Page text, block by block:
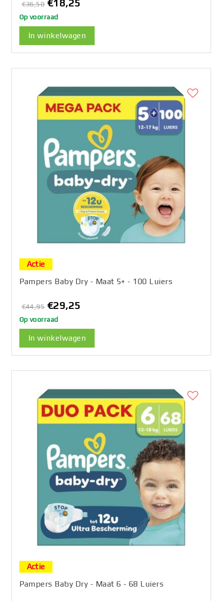
€36,50 €18,25
Op voorraad
In winkelwagen
Actie
Pampers Baby Dry - Maat 5+ - 100 Luiers
€44,95 €29,25
Op voorraad
In winkelwagen
Actie
Pampers Baby Dry - Maat 6 - 68 Luiers